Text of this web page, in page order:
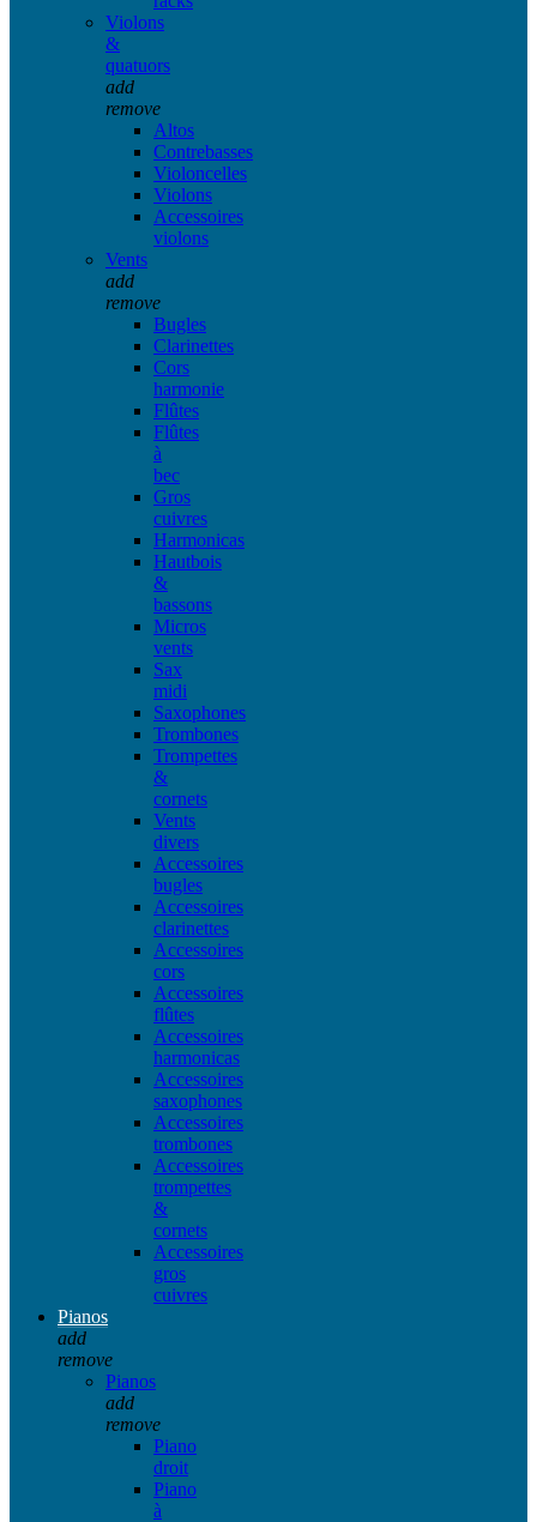
Violons
&
quatuors
add
remove
Altos
Contrebasses
Violoncelles
Violons
Accessoires
violons
Vents
add
remove
Bugles
Clarinettes
Cors
harmonie
Flûtes
Flûtes
à
bec
Gros
cuivres
Harmonicas
Hautbois
&
bassons
Micros
vents
Sax
midi
Saxophones
Trombones
Trompettes
&
cornets
Vents
divers
Accessoires
bugles
Accessoires
clarinettes
Accessoires
cors
Accessoires
flûtes
Accessoires
harmonicas
Accessoires
saxophones
Accessoires
trombones
Accessoires
trompettes
&
cornets
Accessoires
gros
cuivres
Pianos
add
remove
Pianos
add
remove
Piano
droit
Piano
à